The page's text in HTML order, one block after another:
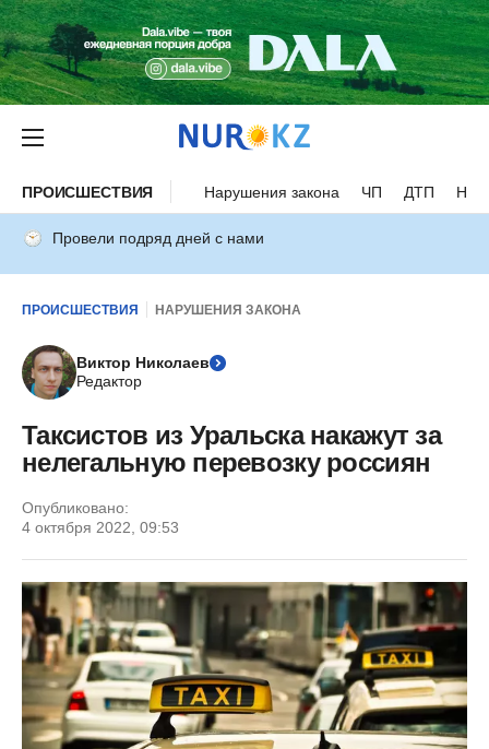
ПРОИСШЕСТВИЯ Нарушения закона ЧП ДТП
Провели подряд дней с нами
ПРОИСШЕСТВИЯ НАРУШЕНИЯ ЗАКОНА
Виктор Николаев
Редактор
Таксистов из Уральска накажут за
нелегальную перевозку россиян
Опубликовано:
4 октября 2022, 09:53